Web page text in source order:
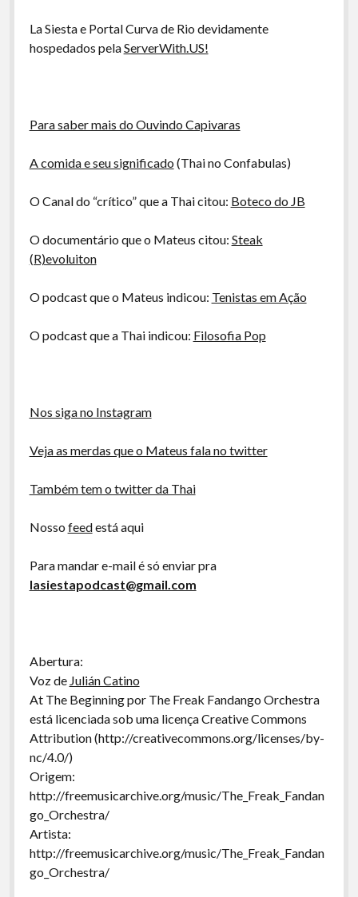
La Siesta e Portal Curva de Rio devidamente
hospedados pelaServerWith.US!
Para saber mais do Ouvindo Capivaras
A comida e seu significado (Thai no Confabulas)
O Canal do “crítico” que a Thai citou: Boteco do JB
O documentário que o Mateus citou: Steak
(R)evoluiton
O podcast que o Mateus indicou: Tenistas em Ação
O podcast que a Thai indicou: Filosofia Pop
Nos siga no Instagram
Veja as merdas que o Mateus fala no twitter
Também tem o twitter da Thai
Nosso feedestá aqui
Para mandar e-mail é só enviar pra
lasiestapodcast@gmail.com
Abertura:
Voz de Julián Catino
At The Beginning por The Freak Fandango Orchestra
está licenciada sob uma licença Creative Commons
Attribution (http://creativecommons.org/licenses/by-
nc/4.0/)
Origem:
http://freemusicarchive.org/music/The_Freak_Fandan
go_Orchestra/
Artista:
http://freemusicarchive.org/music/The_Freak_Fandan
go_Orchestra/